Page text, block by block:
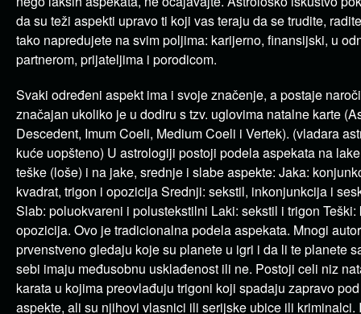
da su teži aspekti upravo ti koji vas teraju da se trudite,
tako napredujete na svim poljima: karijerno, finansijski, u
partnerom, prijateljima i porodicom.
Svaki određeni aspekt ima i svoje značenje, a postaje
značajan ukoliko je u dodiru s tzv. uglovima natalne karte
Descedent, Imum Coeli, Medium Coeli i Vertek). (vladara
kuće uopšteno) U astrologiji postoji podela aspekata na
teške (loše) i na jake, srednje i slabe aspekte: Jaka:
kvadrat, trigon i opozicija Srednji: sekstil, inkonjunkcija i
Slab: poluokvareni i polustekstilni Laki: sekstil i trigon Teški:
opozicija. Ovo je tradicionalna podela aspekata. Mnogi
prvenstveno gledaju koje su planete u igri i da li te planete
sebi imaju međusobnu usklađenost ili ne. Postoji celi niz
karata u kojima preovlađuju trigoni koji spadaju zapravo
aspekte, ali su njihovi vlasnici ili serijske ubice ili kriminalci.